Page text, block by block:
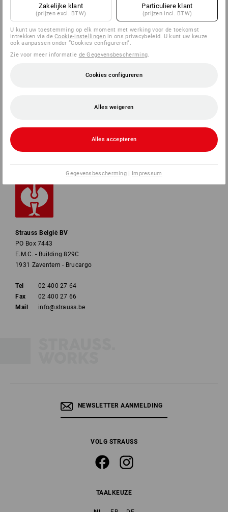
SERVICE 02 400 27 64
Strauss België BV
PO Box 7443
E.M.C. - Building 829C
1931 Zaventem - Brucargo
Tel
02 400 27 64
Fax
02 400 27 66
Mail
info@strauss.be
NEWSLETTER AANMELDING
VOLG STRAUSS
TAALKEUZE
Zakelijke klant
(prijzen excl. BTW)
Particuliere klant
(prijzen incl. BTW)
U kunt uw toestemming op elk moment met werking voor de toekomst
intrekken via deCookie-instellingenin ons privacybeleid. U kunt uw keuze
ook aanpassen onder “Cookies configureren”.
Zie voor meer informatie de Gegevensbescherming
Cookies configureren
Alles weigeren
Alles accepteren
Gegevensbescherming | Impressum